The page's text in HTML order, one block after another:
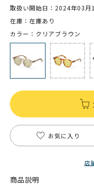
取扱い開始日：2024年03月
在庫：在庫あり
カラー：クリアブラウン
お気に入り
店
商品説明